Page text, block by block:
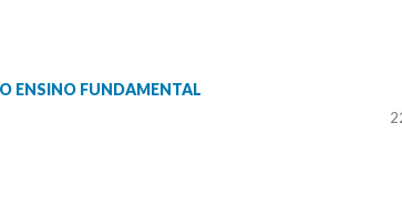
ENSINO FUNDAMENTAL